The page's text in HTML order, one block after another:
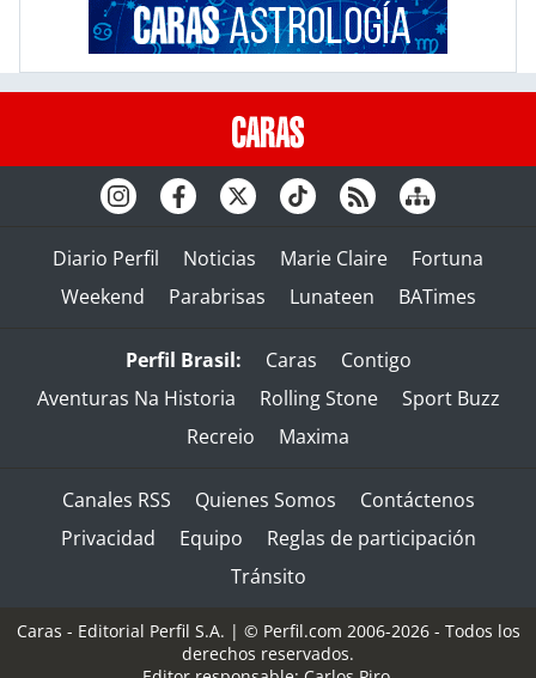
Diario Perfil Noticias Marie Claire
Fortuna
Weekend
Parabrisas Lunateen BATimes
Perfil Brasil: Caras
Contigo
Aventuras Na Historia
Rolling Stone
Sport Buzz
Recreio
Maxima
Canales RSS Quienes Somos
Contáctenos
Privacidad
Equipo
Reglas de participación
Tránsito
Caras - Editorial Perfil S.A. | © Perfil.com 2006-2026 - Todos los
derechos reservados.